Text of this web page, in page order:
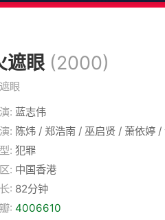
遮眼 (2000)
眼
: 蓝志伟
: 陈炜 / 郑浩南 / 巫启贤 / 萧依婷
: 犯罪
: 中国香港
: 82分钟
: 4006610